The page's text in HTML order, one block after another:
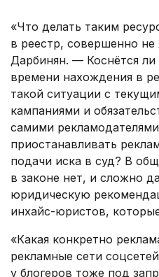
«Что делать таким
в реестр, совершенно
Дарбинян. — Коснётся ли
времени нахождения в
такой ситуации с
кампаниями и
самими
приостанавливать
подачи иска в суд? В
в законе нет, и сложно
юридическую
инхайс-юристов,
«Какая конкретно
рекламные сети
у блогеров тоже под